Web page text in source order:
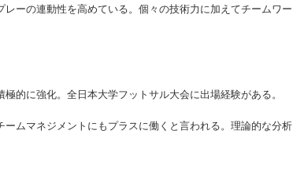
ーの連動性を高めている。個々の技術力に加えてチームワー
的に強化。全日本大学フットサル大会に出場経験がある。
ムマネジメントにもプラスに働くと言われる。理論的な分析